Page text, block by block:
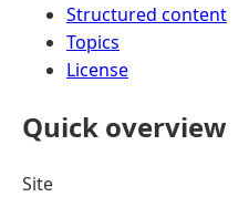
Structured content
Topics
License
Quick overview
Site